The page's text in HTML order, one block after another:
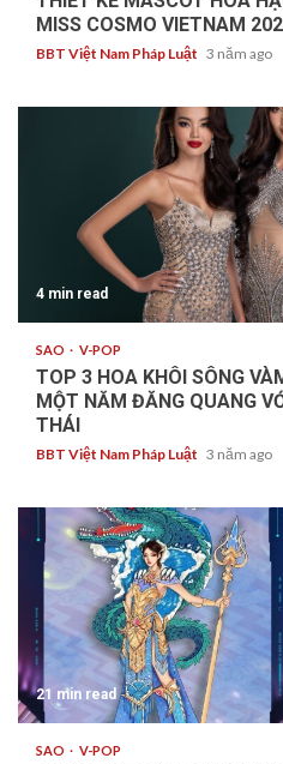
MISS COSMO VIETNAM
BBT Việt Nam Pháp Luật 3 năm ago
4 min read
SAO V-POP
TOP 3 HOA KHÔI SÔNG
MỘT NĂM ĐĂNG QUANG
THÁI
BBT Việt Nam Pháp Luật 3 năm ago
21 min read
SAO V-POP